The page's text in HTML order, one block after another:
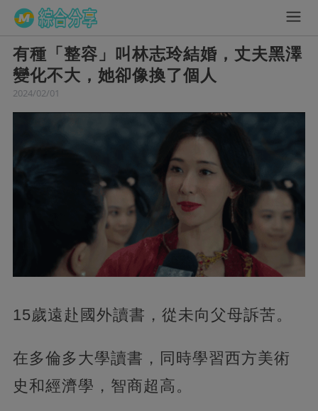
有種「整容」叫林志玲結婚，丈夫黑澤
變化不大，她卻像換了個人
2024/02/01
15歲遠赴國外讀書，從未向父母訴苦。
在多倫多大學讀書，同時學習西方美術
史和經濟學，智商超高。